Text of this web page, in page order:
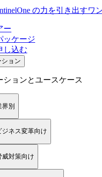
の力を引き出すワ
ー
ッケージ
し込む
ション
ションとユースケース
界別
ジネス変革向け
威対策向け